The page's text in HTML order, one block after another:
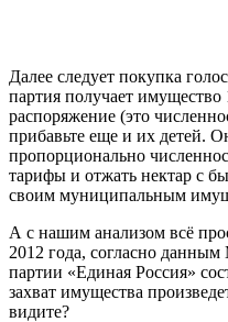
Далее следует покупка
партия получает имущество
распоряжение (это
прибавьте еще и их детей.
пропорционально
тарифы и отжать нектар с
своим муниципальным
А с нашим анализом всё
2012 года, согласно
партии «Единая Россия»
захват имущества
видите?